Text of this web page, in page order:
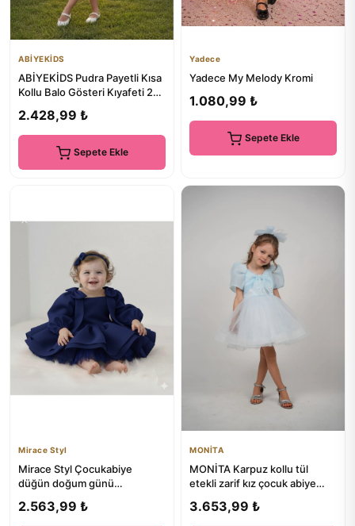
ABİYEKİDS
ABİYEKİDS Pudra Payetli Kısa
Kollu Balo Gösteri Kıyafeti 23
2.428,99 ₺
Sepete Ekle
Yadece
Yadece My Melody Kromi
1.080,99 ₺
Sepete Ekle
Mirace Styl
Mirace Styl Çocukabiye
düğün doğum günü
2.563,99 ₺
MONİTA
MONİTA Karpuz kollu tül
etekli zarif kız çocuk abiye
3.653,99 ₺